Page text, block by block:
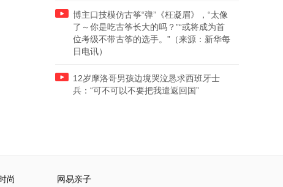
博主口技模仿古筝“弹”《枉凝眉》，“太像
了～你是吃古筝长大的吗？”“或将成为首
位考级不带古筝的选手。”（来源：新华每
日电讯）
12岁摩洛哥男孩边境哭泣恳求西班牙士
兵：“可不可以不要把我遣返回国”
尚 网易亲子